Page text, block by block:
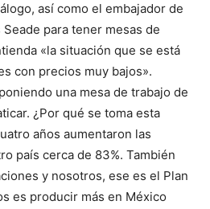
así como el embajador de
para tener mesas de
«la situación que se está
con precios muy bajos».
una mesa de trabajo de
¿Por qué se toma esta
años aumentaron las
país cerca de 83%. También
y nosotros, ese es el Plan
es producir más en México